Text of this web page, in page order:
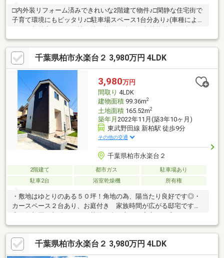
□内外装リフォーム済みできれいな2階建て物件♪□閑静な住宅街で
子育て環境にもピッタリ♪□駐車場スペース1台分あり♪(車種により
駅利用可能で通勤、通学も便利♪【周辺環境】○柏市立第八小学
校：徒歩12分○柏市立中原中学校：徒歩12分○柏市立豊住保育園：
徒歩8分○くりの木幼稚園：徒歩7分○東武ストア新柏店：徒歩10分
○生鮮市場TOP南柏店：徒歩17分○ファミリーマート新柏駅前店：
徒歩8分
千葉県柏市永楽台２ 3,980万円 4LDK
3,980万円
間取り 4LDK
建物面積99.36m2
土地面積165.52m2
築年月 2022年11月(築3年10ヶ月)
東武野田線 新柏駅 徒歩9分
その他の交通
千葉県柏市永楽台２
2階建て 都市ガス
駐車場あり
駐車2台
浴室乾燥機 所有権
・敷地はゆとりのある５０坪！角地の為、陽当たり良好です◎・
カースペース２台あり、お庭付き 家族時間が広がる邸宅です
千葉県柏市永楽台２ 3,980万円 4LDK